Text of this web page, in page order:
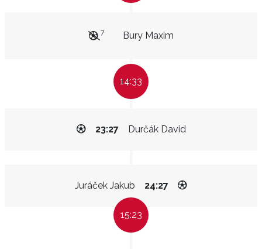
Bury Maxim
7
14:33
Durčák David
23:27
Juráček Jakub 24:27
15:23